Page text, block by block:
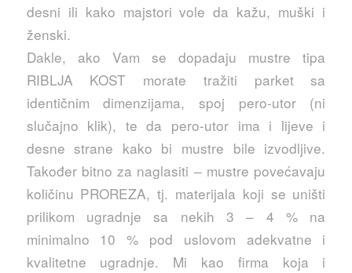
desni ili kako majstori vole da kažu, muški i
ženski.
Dakle, ako Vam se dopadaju mustre tipa
RIBLJA KOST morate tražiti parket sa
identičnim dimenzijama, spoj pero-utor (ni
slučajno klik), te da pero-utor ima i lijeve i
desne strane kako bi mustre bile izvodljive.
Također bitno za naglasiti – mustre povećavaju
količinu PROREZA, tj. materijala koji se uništi
prilikom ugradnje sa nekih 3 – 4 % na
minimalno 10 % pod uslovom adekvatne i
kvalitetne ugradnje. Mi kao firma koja i